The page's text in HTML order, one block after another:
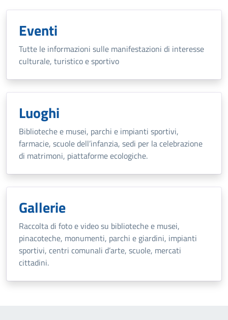
Eventi
Tutte le informazioni sulle manifestazioni di interesse
culturale, turistico e sportivo
Luoghi
Biblioteche e musei, parchi e impianti sportivi,
farmacie, scuole dell’infanzia, sedi per la celebrazione
di matrimoni, piattaforme ecologiche.
Gallerie
Raccolta di foto e video su biblioteche e musei,
pinacoteche, monumenti, parchi e giardini, impianti
sportivi, centri comunali d’arte, scuole, mercati
cittadini.